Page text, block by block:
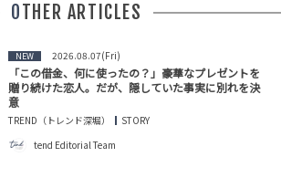
OTHER ARTICLES
NEW 2026.08.07(Fri)
「この借金、何に使ったの？」豪華なプレゼントを
贈り続けた恋人。だが、隠していた事実に別れを決
意
TREND（トレンド深堀）
STORY
tend Editorial Team